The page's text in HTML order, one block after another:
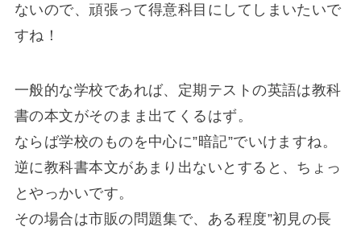
ないので、頑張って得意科目にしてしまいたいで
すね！
一般的な学校であれば、定期テストの英語は教科
書の本文がそのまま出てくるはず。
ならば学校のものを中心に”暗記”でいけますね。
逆に教科書本文があまり出ないとすると、ちょっ
とやっかいです。
その場合は市販の問題集で、ある程度”初見の長